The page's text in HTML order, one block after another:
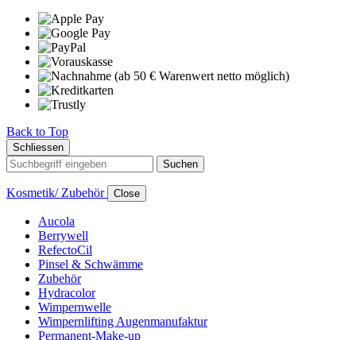
Back to Top
Schliessen
Suchen
Kosmetik/ Zubehör Close
Aucola
Berrywell
RefectoCil
Pinsel & Schwämme
Zubehör
Hydracolor
Wimpernwelle
Wimpernlifting Augenmanufaktur
Permanent-Make-up